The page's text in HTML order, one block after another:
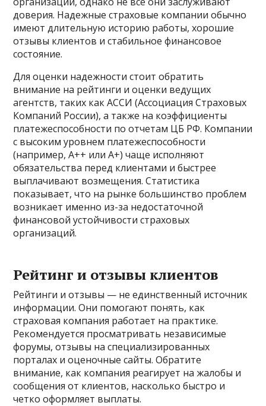
доверия. Надежные страховые компании обычно
имеют длительную историю работы, хорошие
отзывы клиентов и стабильное финансовое
состояние.
Для оценки надежности стоит обратить
внимание на рейтинги и оценки ведущих
агентств, таких как АССИ (Ассоциация Страховых
Компаний России), а также на коэффициенты
платежеспособности по отчетам ЦБ РФ. Компании
с высоким уровнем платежеспособности
(например, А++ или А+) чаще исполняют
обязательства перед клиентами и быстрее
выплачивают возмещения. Статистика
показывает, что на рынке большинство проблем
возникает именно из-за недостаточной
финансовой устойчивости страховых
организаций.
Рейтинг и отзывы клиентов
Рейтинги и отзывы — не единственный источник
информации. Они помогают понять, как
страховая компания работает на практике.
Рекомендуется просматривать независимые
форумы, отзывы на специализированных
порталах и оценочные сайты. Обратите
внимание, как компания реагирует на жалобы и
сообщения от клиентов, насколько быстро и
четко оформляет выплаты.